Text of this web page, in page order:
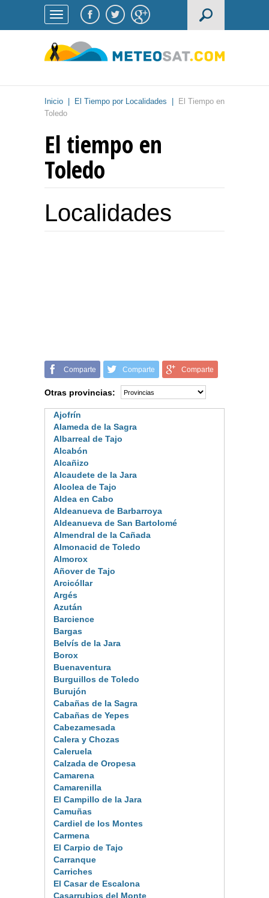
Inicio El Tiempo por Localidades
El Tiempo en
Toledo
El tiempo en
Toledo
Localidades
Comparte Comparte Comparte
Otras provincias:
Ajofrín
Alameda de la Sagra
Albarreal de Tajo
Alcabón
Alcañizo
Alcaudete de la Jara
Alcolea de Tajo
Aldea en Cabo
Aldeanueva de Barbarroya
Aldeanueva de San Bartolomé
Almendral de la Cañada
Almonacid de Toledo
Almorox
Añover de Tajo
Arcicóllar
Argés
Azután
Barcience
Bargas
Belvís de la Jara
Borox
Buenaventura
Burguillos de Toledo
Burujón
Cabañas de la Sagra
Cabañas de Yepes
Cabezamesada
Calera y Chozas
Caleruela
Calzada de Oropesa
Camarena
Camarenilla
El Campillo de la Jara
Camuñas
Cardiel de los Montes
Carmena
El Carpio de Tajo
Carranque
Carriches
El Casar de Escalona
Casarrubios del Monte